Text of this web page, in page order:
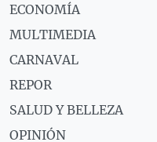
ECONOMÍA
MULTIMEDIA
CARNAVAL
REPOR
SALUD Y BELLEZA
OPINIÓN